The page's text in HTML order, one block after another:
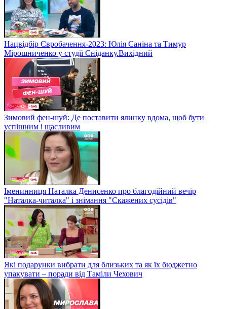
Нацвідбір Євробачення-2023: Юлія Саніна та Тимур
Мірошниченко у студії Сніданку.Вихідний
Зимовий фен-шуй: Де поставити ялинку вдома, щоб бути
успішним і щасливим
Іменинниця Наталка Денисенко про благодійний вечір
"Наталка-читалка" і знімання "Скажених сусідів"
Які подарунки вибрати для близьких та як їх бюджетно
упакувати – поради від Таміли Чехович